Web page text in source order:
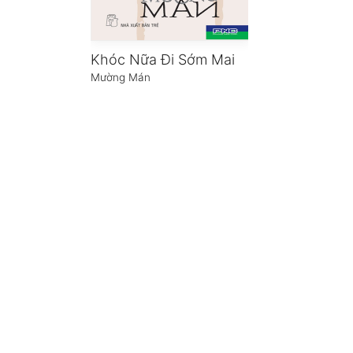
Khóc Nữa Ði Sớm Mai
Mường Mán